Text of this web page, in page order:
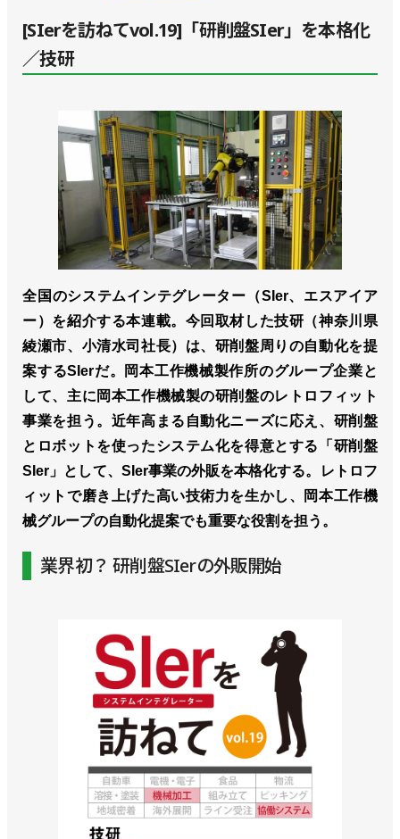
[SIerを訪ねてvol.19]「研削盤SIer」を本格化
／技研
全国のシステムインテグレーター（SIer、エスアイア
ー）を紹介する本連載。今回取材した技研（神奈川県
綾瀬市、小清水司社長）は、研削盤周りの自動化を提
案するSIerだ。岡本工作機械製作所のグループ企業と
して、主に岡本工作機械製の研削盤のレトロフィット
事業を担う。近年高まる自動化ニーズに応え、研削盤
とロボットを使ったシステム化を得意とする「研削盤
SIer」として、SIer事業の外販を本格化する。レトロフ
ィットで磨き上げた高い技術力を生かし、岡本工作機
械グループの自動化提案でも重要な役割を担う。
業界初？ 研削盤SIerの外販開始